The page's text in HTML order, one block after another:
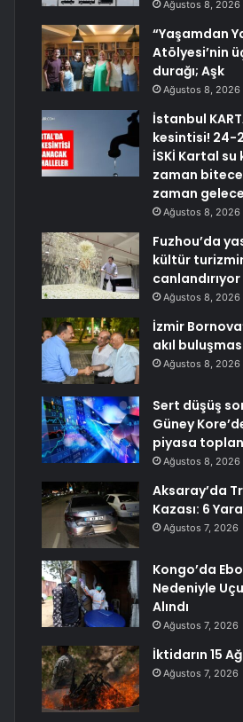
Ağustos 8, 2026
“Yaşamdan
Atölyesi’nin
durağı; Aşk
Ağustos 8, 2026
İstanbul
kesintisi! 24-
İSKİ Kartal
zaman
zaman
Ağustos 8, 2026
Fuzhou’da
kültür
canlandırıyor
Ağustos 8, 2026
İzmir
akıl
Ağustos 8, 2026
Sert düşüş
Güney
piyasa
Ağustos 8, 2026
Aksaray’da
Kazası: 6
Ağustos 7, 2026
Kongo’da
Nedeniyle
Alındı
Ağustos 7, 2026
İktidarın 15
Ağustos 7, 2026